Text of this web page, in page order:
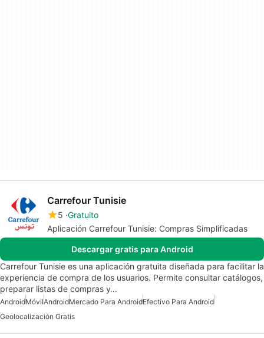
Carrefour Tunisie
5 Gratuito
Aplicación Carrefour Tunisie: Compras Simplificadas
Descargar gratis para Android
Carrefour Tunisie es una aplicación gratuita diseñada para facilitar la
experiencia de compra de los usuarios. Permite consultar catálogos,
preparar listas de compras y…
AndroidMóvilAndroidMercado Para AndroidEfectivo Para Android
Geolocalización Gratis